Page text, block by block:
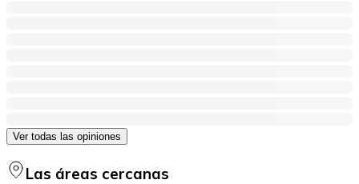
Ver todas las opiniones
Las áreas cercanas